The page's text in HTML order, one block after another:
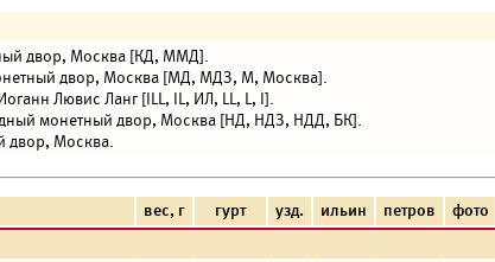
двор, Москва [КД, ММД].
двор, Москва [МД, МДЗ, М, Москва].
Лювис Ланг [ILL, IL, ИЛ, LL, L, I].
монетный двор, Москва [НД, НДЗ, НДД, БК].
двор, Москва.
вес, г гурт узд. ильин петров фото